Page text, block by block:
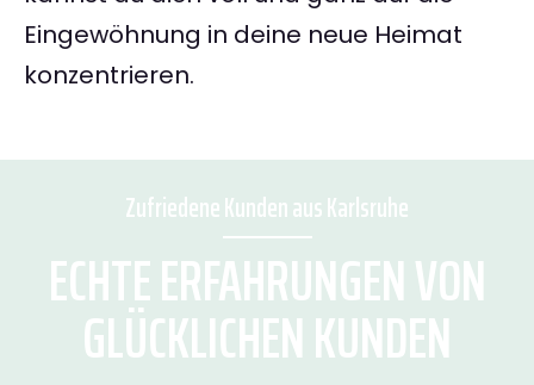
Eingewöhnung in deine neue Heimat
konzentrieren.
Zufriedene Kunden aus Karlsruhe
ECHTE ERFAHRUNGEN VON
GLÜCKLICHEN KUNDEN